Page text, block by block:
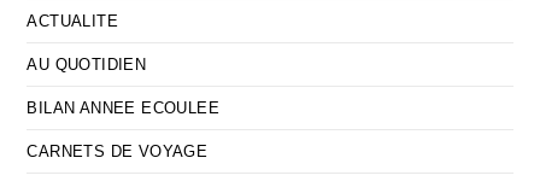
ACTUALITE
AU QUOTIDIEN
BILAN ANNEE ECOULEE
CARNETS DE VOYAGE